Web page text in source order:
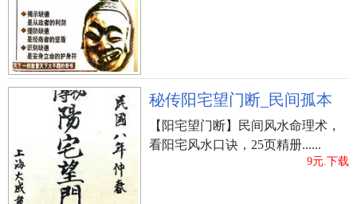
秘传阳宅望门断_民间孤本
【阳宅望门断】民间风水命理术，
看阳宅风水口诀，25页精册......
9元.下载